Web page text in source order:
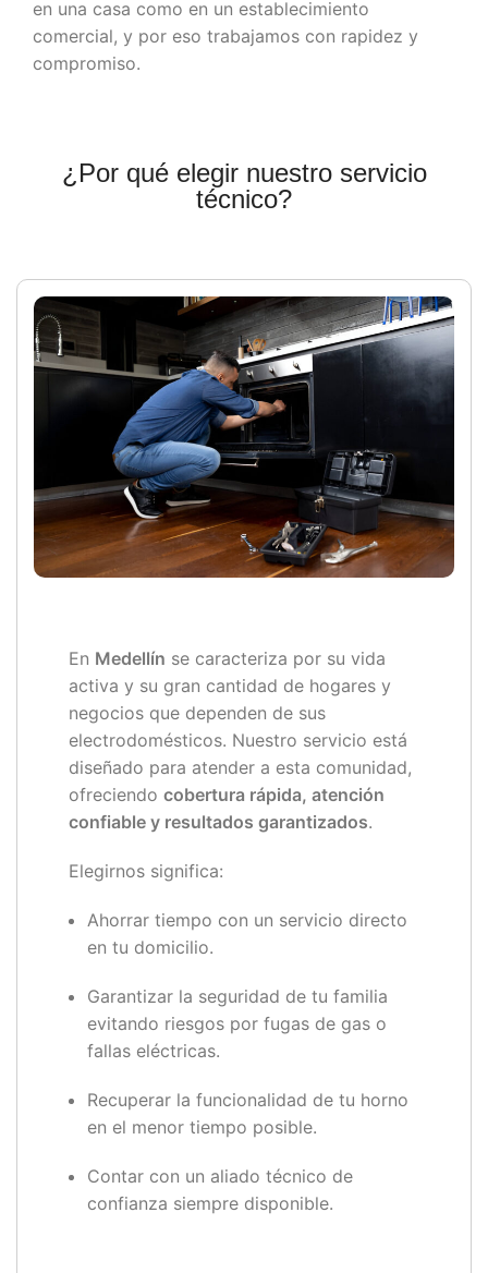
en una casa como en un establecimiento
comercial, y por eso trabajamos con rapidez y
compromiso.
¿Por qué elegir nuestro servicio
técnico?
En Medellín se caracteriza por su vida
activa y su gran cantidad de hogares y
negocios que dependen de sus
electrodomésticos. Nuestro servicio está
diseñado para atender a esta comunidad,
ofreciendo cobertura rápida, atención
confiable y resultados garantizados.
Elegirnos significa:
Ahorrar tiempo con un servicio directo
en tu domicilio.
Garantizar la seguridad de tu familia
evitando riesgos por fugas de gas o
fallas eléctricas.
Recuperar la funcionalidad de tu horno
en el menor tiempo posible.
Contar con un aliado técnico de
confianza siempre disponible.